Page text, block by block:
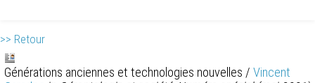
>> Retour
Générations anciennes et technologies nouvelles / Vincent